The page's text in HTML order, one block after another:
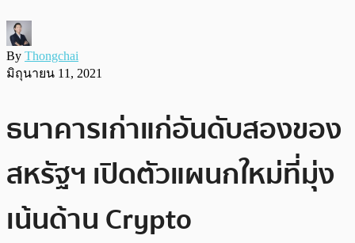
By Thongchai
มิถุนายน 11, 2021
ธนาคารเก่าแก่อันดับสองของ
สหรัฐฯ เปิดตัวแผนกใหม่ที่มุ่ง
เน้นด้าน Crypto